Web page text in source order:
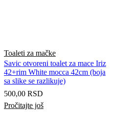
Toaleti za mačke
Savic otvoreni toalet za mace Iriz
42+rim White mocca 42cm (boja
sa slike se razlikuje)
500,00 RSD
Pročitajte još